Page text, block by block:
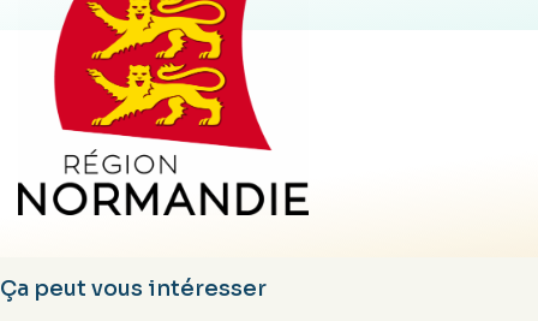
Ça peut vous intéresser